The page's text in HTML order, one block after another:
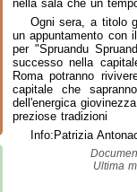
nella sala che un
Ogni sera, a titolo
un appuntamento con
per "Spruandu
successo nella
Roma potranno
capitale che
dell'energica
preziose tradizioni
Info:Patrizia
Ultima